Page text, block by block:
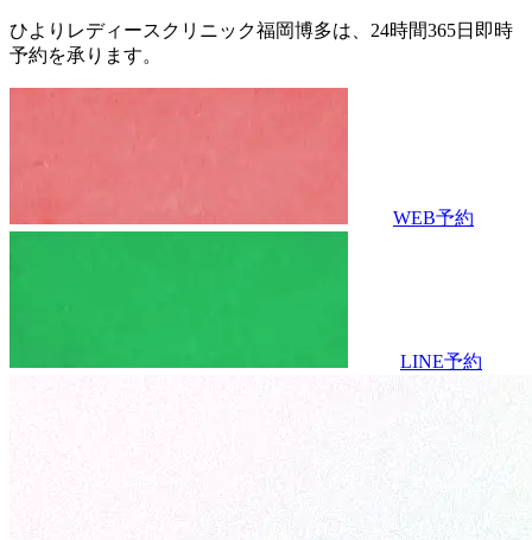
ひよりレディースクリニック福岡博多は、 24時間365日即時
予約を承ります。
WEB予約
LINE予約